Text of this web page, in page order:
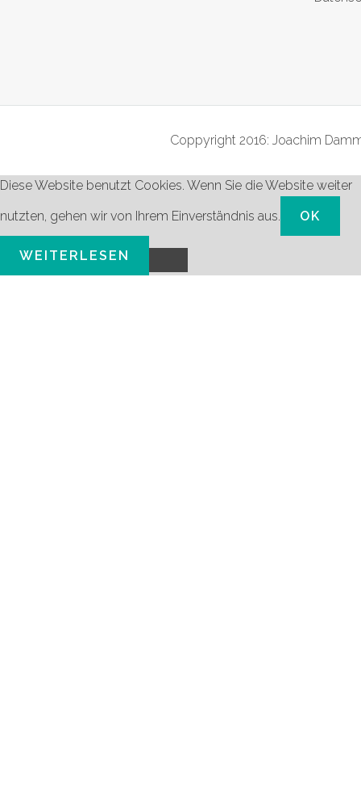
Coppyright 2016: Joachim
Diese Website benutzt Cookies. Wenn Sie die Website weiter
nutzten, gehen wir von Ihrem Einverständnis aus.
OK
WEITERLESEN